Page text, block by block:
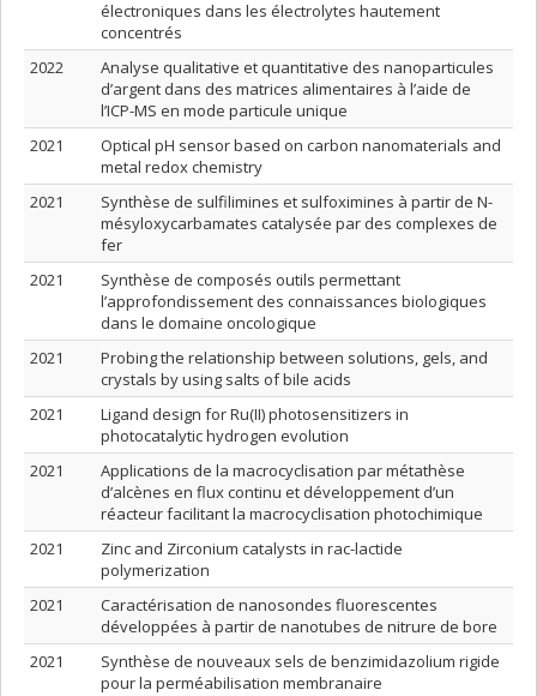
électroniques dans les électrolytes hautement
concentrés
2022
Analyse qualitative et quantitative des nanoparticules
d’argent dans des matrices alimentaires à l’aide de
l’ICP-MS en mode particule unique
2021
Optical pH sensor based on carbon nanomaterials and
metal redox chemistry
2021
Synthèse de sulfilimines et sulfoximines à partir de N-
mésyloxycarbamates catalysée par des complexes de
fer
2021
Synthèse de composés outils permettant
l’approfondissement des connaissances biologiques
dans le domaine oncologique
2021
Probing the relationship between solutions, gels, and
crystals by using salts of bile acids
2021
Ligand design for Ru(II) photosensitizers in
photocatalytic hydrogen evolution
2021
Applications de la macrocyclisation par métathèse
d’alcènes en flux continu et développement d’un
réacteur facilitant la macrocyclisation photochimique
2021
Zinc and Zirconium catalysts in rac-lactide
polymerization
2021
Caractérisation de nanosondes fluorescentes
développées à partir de nanotubes de nitrure de bore
2021
Synthèse de nouveaux sels de benzimidazolium rigide
pour la perméabilisation membranaire